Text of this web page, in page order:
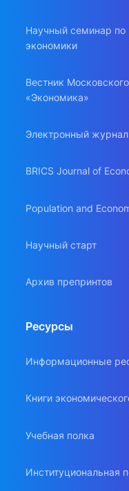
Научный семинар по
экономики
Вестник
«Экономика»
Электронный журнал
BRICS Journal of
Population and
Научный старт
Архив препринтов
Ресурсы
Информационные
Книги
Учебная полка
Институциональная